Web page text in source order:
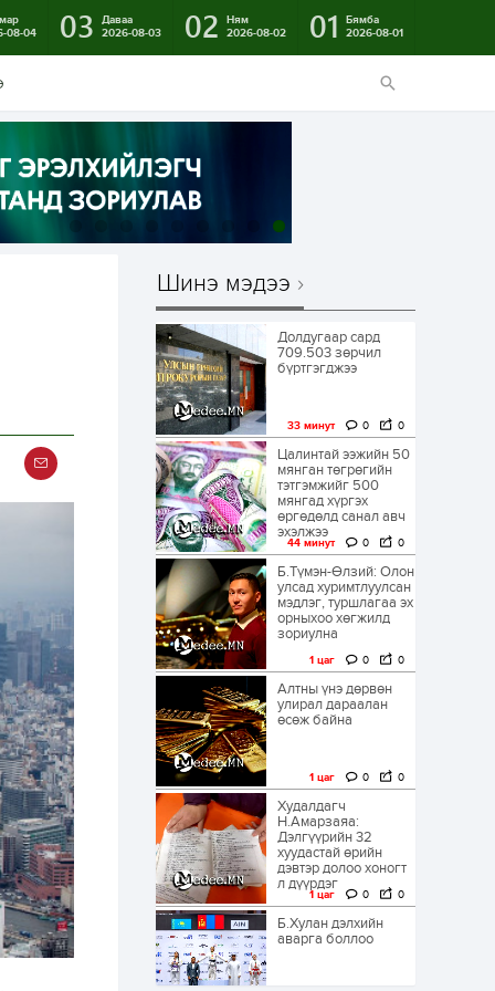
08-04
03
Даваа
2026-08-03
02
Ням
2026-08-02
01
Бямба
2026-08-01
Шинэ мэдээ
Долдугаар сард
709.503 зөрчил
бүртгэгджээ
33 минут 0 0
Цалинтай ээжийн 50
мянган төгрөгийн
тэтгэмжийг 500
мянгад хүргэх
өргөдөлд санал авч
эхэлжээ
44 минут 0 0
Б.Түмэн-Өлзий: Олон
улсад хуримтлуулсан
мэдлэг, туршлагаа эх
орныхоо хөгжилд
зориулна
1 цаг 0 0
Алтны үнэ дөрвөн
улирал дараалан
өсөж байна
1 цаг 0 0
Худалдагч
Н.Амарзаяа:
Дэлгүүрийн 32
хуудастай өрийн
дэвтэр долоо хоногт
л дүүрдэг
1 цаг 0 0
Б.Хулан дэлхийн
аварга боллоо